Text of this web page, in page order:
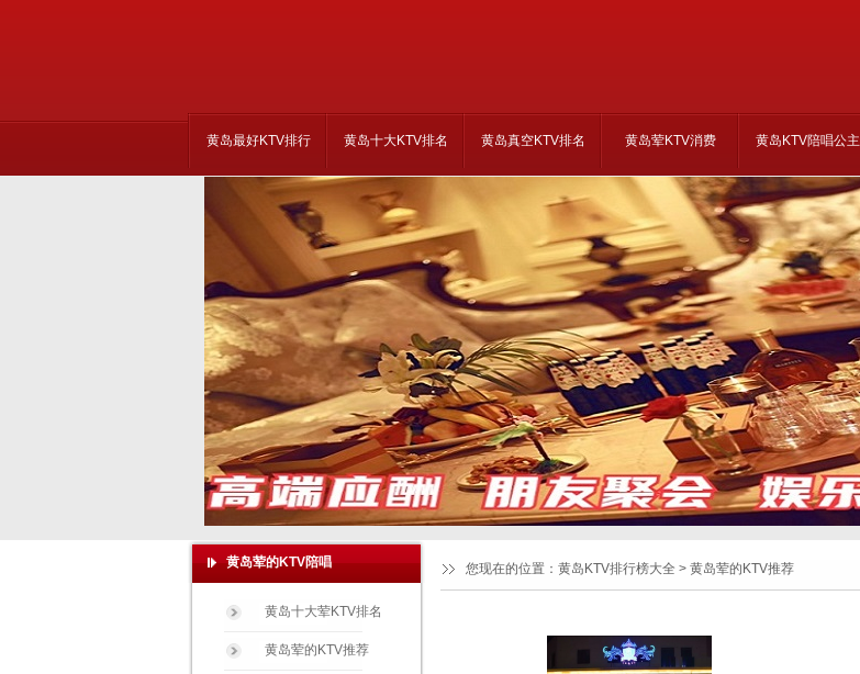
黄岛最好KTV排行 黄岛十大KTV排名 黄岛真空KTV排名 黄岛荤KTV消费 黄岛KTV陪唱公主
黄岛荤的KTV陪唱
黄岛十大荤KTV排名
黄岛荤的KTV推荐
您现在的位置： 黄岛KTV排行榜大全 > 黄岛荤的KTV推荐